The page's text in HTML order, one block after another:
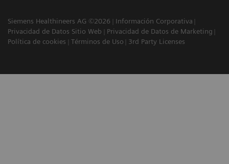
Siemens Healthineers AG ©2026
Información Corporativa
Privacidad de Datos Sitio Web
Privacidad de Datos de Marketing
Política de cookies
Términos de Uso 3rd Party Licenses